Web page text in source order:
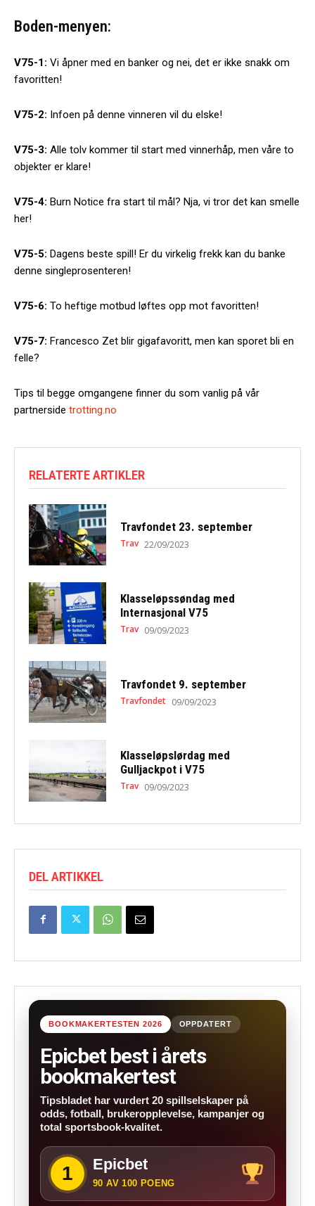
Boden-menyen:
V75-1: Vi åpner med en banker og nei, det er ikke snakk om
favoritten!
V75-2: Infoen på denne vinneren vil du elske!
V75-3: Alle tolv kommer til start med vinnerhåp, men våre to
objekter er klare!
V75-4: Burn Notice fra start til mål? Nja, vi tror det kan smelle
her!
V75-5: Dagens beste spill! Er du virkelig frekk kan du banke
denne singleprosenteren!
V75-6: To heftige motbud løftes opp mot favoritten!
V75-7: Francesco Zet blir gigafavoritt, men kan sporet bli en
felle?
Tips til begge omgangene finner du som vanlig på vår
partnerside trotting.no
RELATERTE ARTIKLER
Travfondet 23. september
Trav 22/09/2023
Klasseløpssøndag med
Internasjonal V75
Trav 09/09/2023
Travfondet 9. september
Travfondet 09/09/2023
Klasseløpslørdag med
Gulljackpot i V75
Trav 09/09/2023
DEL ARTIKKEL
BOOKMAKERTESTEN 2026 OPPDATERT
Epicbet best i årets
bookmakertest
Tipsbladet har vurdert 20 spillselskaper på
odds, fotball, brukeropplevelse, kampanjer og
total sportsbook-kvalitet.
1 Epicbet
90 AV 100 POENG